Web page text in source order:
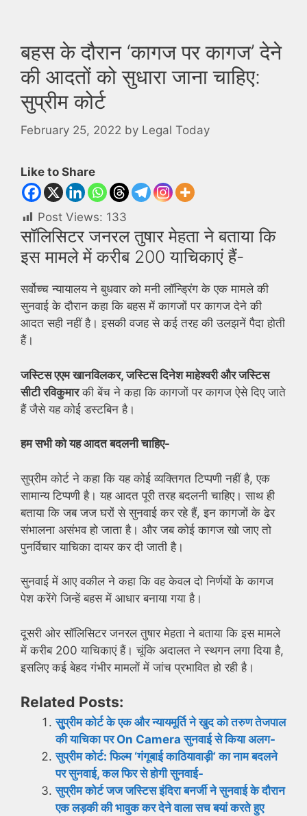
बहस के दौरान ‘कागज पर कागज’ देने
की आदतों को सुधारा जाना चाहिए:
सुप्रीम कोर्ट
February 25, 2022 by Legal Today
Like to Share
Post Views: 133
सॉलिसिटर जनरल तुषार मेहता ने बताया कि
इस मामले में करीब 200 याचिकाएं हैं-
सर्वोच्च न्यायालय ने बुधवार को मनी लॉन्ड्रिंग के एक मामले की
सुनवाई के दौरान कहा कि बहस में कागजों पर कागज देने की
आदत सही नहीं है। इसकी वजह से कई तरह की उलझनें पैदा होती
हैं।
जस्टिस एएम खानविलकर, जस्टिस दिनेश माहेश्वरी और जस्टिस
सीटी रविकुमारकी बेंच ने कहा कि कागजों पर कागज ऐसे दिए जाते
हैं जैसे यह कोई डस्टबिन है।
हम सभी को यह आदत बदलनी चाहिए-
सुप्रीम कोर्ट ने कहा कि यह कोई व्यक्तिगत टिप्पणी नहीं है, एक
सामान्य टिप्पणी है। यह आदत पूरी तरह बदलनी चाहिए। साथ ही
बताया कि जब जज घरों से सुनवाई कर रहे हैं, इन कागजों के ढेर
संभालना असंभव हो जाता है। और जब कोई कागज खो जाए तो
पुनर्विचार याचिका दायर कर दी जाती है।
सुनवाई में आए वकील ने कहा कि वह केवल दो निर्णयों के कागज
पेश करेंगे जिन्हें बहस में आधार बनाया गया है।
दूसरी ओर सॉलिसिटर जनरल तुषार मेहता ने बताया कि इस मामले
में करीब 200 याचिकाएं हैं। चूंकि अदालत ने स्थगन लगा दिया है,
इसलिए कई बेहद गंभीर मामलाें में जांच प्रभावित हो रही है।
Related Posts:
सुु्प्रीम कोर्ट के एक और न्यायमूर्ति ने खुद को तरुण तेजपाल
की याचिका पर On Camera सुनवाई से किया अलग-
सुप्रीम कोर्ट: फिल्म ‘गंगूबाई काठियावाड़ी’ का नाम बदलने
पर सुनवाई, कल फिर से होगी सुनवाई-
सुप्रीम कोर्ट जज जस्टिस इंदिरा बनर्जी ने सुनवाई के दौरान
एक लड़की की भावुक कर देने वाला सच बयां करते हुए